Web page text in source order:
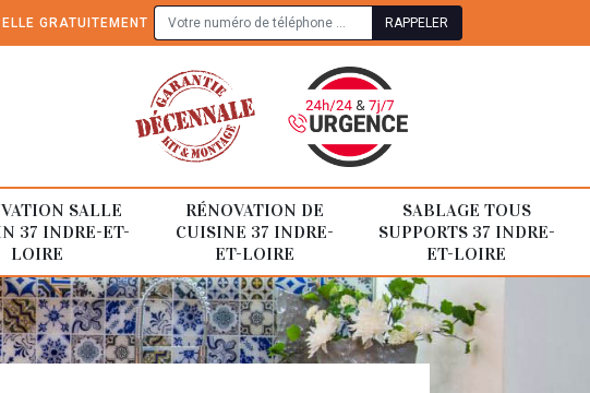
GRATUITEMENT
SALLE
37 INDRE-ET-
LOIRE
RÉNOVATION DE
CUISINE 37 INDRE-
ET-LOIRE
SABLAGE TOUS
SUPPORTS 37 INDRE-
ET-LOIRE